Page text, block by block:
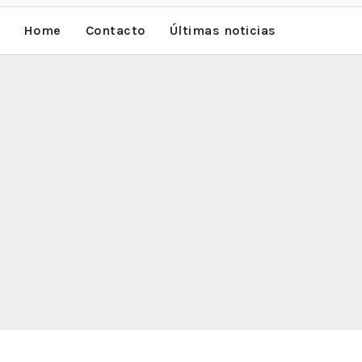
Home Contacto Últimas noticias